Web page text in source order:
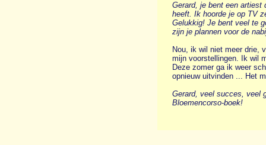
Gerard, je bent een artiest
heeft. Ik hoorde je op TV
Gelukkig! Je bent veel te
zijn je plannen voor de
Nou, ik wil niet meer drie,
mijn voorstellingen. Ik wil
Deze zomer ga ik weer
opnieuw uitvinden ... Het
Gerard, veel succes, veel
Bloemencorso-boek!